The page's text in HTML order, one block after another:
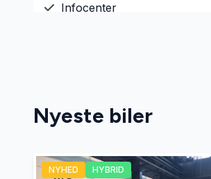
Infocenter
Nyeste biler
NYHED HYBRID